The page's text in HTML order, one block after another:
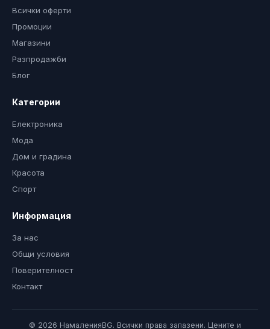
Всички оферти
Промоции
Магазини
Разпродажби
Блог
Категории
Електроника
Мода
Дом и градина
Красота
Спорт
Информация
За нас
Общи условия
Поверителност
Контакт
© 2026 НамаленияBG. Всички права запазени. Цените и